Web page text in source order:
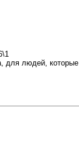
для людей,